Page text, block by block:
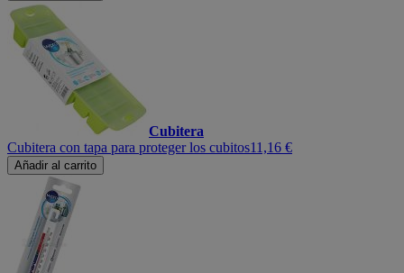
Cubitera
Cubitera con tapa para proteger los cubitos11,16 €
Añadir al carrito